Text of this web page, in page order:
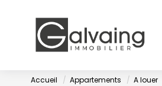
Accueil Appartements A louer